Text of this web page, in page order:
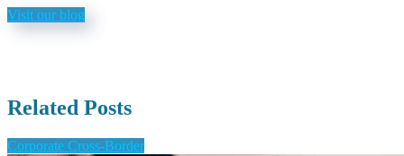
Visit our blog
Related Posts
Corporate Cross-Border